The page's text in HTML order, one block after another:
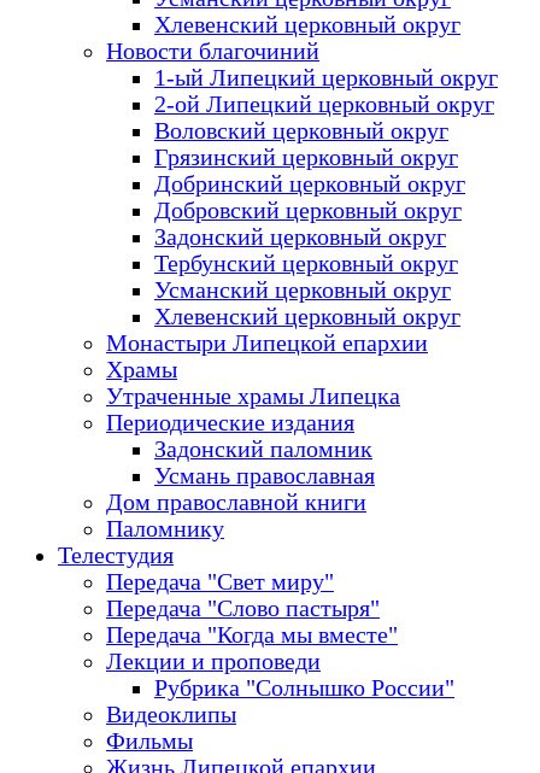
Хлевенский церковный округ
Новости благочиний
1-ый Липецкий церковный округ
2-ой Липецкий церковный округ
Воловский церковный округ
Грязинский церковный округ
Добринский церковный округ
Добровский церковный округ
Задонский церковный округ
Тербунский церковный округ
Усманский церковный округ
Хлевенский церковный округ
Монастыри Липецкой епархии
Храмы
Утраченные храмы Липецка
Периодические издания
Задонский паломник
Усмань православная
Дом православной книги
Паломнику
Телестудия
Передача "Свет миру"
Передача "Слово пастыря"
Передача "Когда мы вместе"
Лекции и проповеди
Рубрика "Солнышко России"
Видеоклипы
Фильмы
Жизнь Липецкой епархии